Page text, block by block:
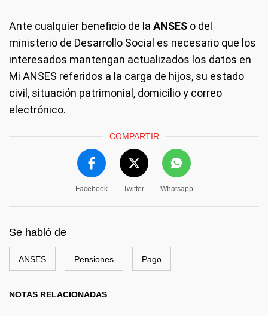
Ante cualquier beneficio de la ANSES o del
ministerio de Desarrollo Social es necesario que los
interesados mantengan actualizados los datos en
Mi ANSES referidos a la carga de hijos, su estado
civil, situación patrimonial, domicilio y correo
electrónico.
COMPARTIR
Facebook Twitter Whatsapp
Se habló de
ANSES Pensiones Pago
NOTAS RELACIONADAS